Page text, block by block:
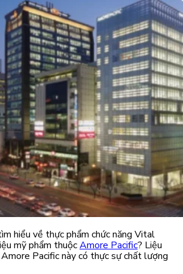
hiểu về thực phẩm chức năng Vital
mỹ phẩm thuộcAmore Pacific? Liệu
Pacific này có thực sự chất lượng